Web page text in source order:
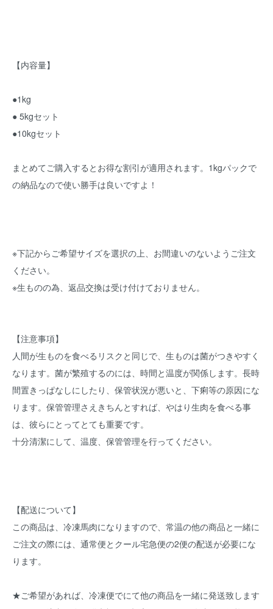
【内容量】
●1kg
● 5kgセット
●10kgセット
まとめてご購入するとお得な割引が適用されます。1kgパックで
の納品なので使い勝手は良いですよ！
※下記からご希望サイズを選択の上、お間違いのないようご注文
ください。
※生ものの為、返品交換は受け付けておりません。
【注意事項】
人間が生ものを食べるリスクと同じで、生ものは菌がつきやすく
なります。菌が繁殖するのには、時間と温度が関係します。長時
間置きっぱなしにしたり、保管状況が悪いと、下痢等の原因にな
ります。保管管理さえきちんとすれば、やはり生肉を食べる事
は、彼らにとってとても重要です。
十分清潔にして、温度、保管管理を行ってください。
【配送について】
この商品は、冷凍馬肉になりますので、常温の他の商品と一緒に
ご注文の際には、通常便とクール宅急便の2便の配送が必要にな
ります。
★ご希望があれば、冷凍便でにて他の商品を一緒に発送致します